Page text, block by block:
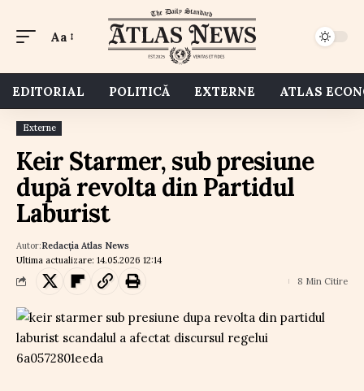
Aa
EDITORIAL POLITICĂ EXTERNE ATLAS
Externe
Keir Starmer, sub presiune
după revolta din Partidul
Laburist
Ultima actualizare: 14.05.2026 12:14
Autor:Redacția Atlas News
8 Min Citire